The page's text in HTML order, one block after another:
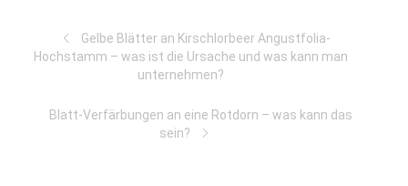
Gelbe Blätter an Kirschlorbeer Angustfolia-
Hochstamm – was ist die Ursache und was kann man
unternehmen?
Blatt-Verfärbungen an eine Rotdorn – was kann das
sein?